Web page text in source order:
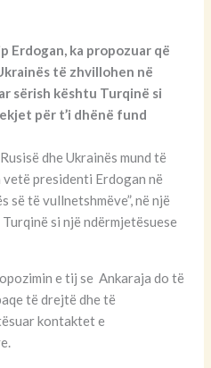
Erdogan, ka propozuar që
të zhvillohen në
sërish kështu Turqinë si
për t’i dhënë fund
dhe Ukrainës mund të
vetë presidenti Erdogan në
së të vullnetshmëve”, në një
si një ndërmjetësuese
e tij se Ankaraja do të
të drejtë dhe të
kontaktet e